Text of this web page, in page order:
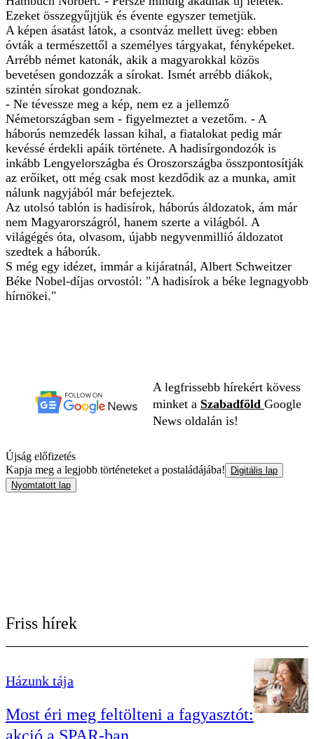
Ezeket összegyűjtjük és évente egyszer temetjük.
A képen ásatást látok, a csontváz mellett üveg: ebben
óvták a természettől a személyes tárgyakat, fényképeket.
Arrébb német katonák, akik a magyarokkal közös
bevetésen gondozzák a sírokat. Ismét arrébb diákok,
szintén sírokat gondoznak.
- Ne tévessze meg a kép, nem ez a jellemző
Németországban sem - figyelmeztet a vezetőm. - A
háborús nemzedék lassan kihal, a fiatalokat pedig már
kevéssé érdekli apáik története. A hadisírgondozók is
inkább Lengyelországba és Oroszországba összpontosítják
az erőiket, ott még csak most kezdődik az a munka, amit
nálunk nagyjából már befejeztek.
Az utolsó tablón is hadisírok, háborús áldozatok, ám már
nem Magyarországról, hanem szerte a világból. A
világégés óta, olvasom, újabb negyvenmillió áldozatot
szedtek a háborúk.
S még egy idézet, immár a kijáratnál, Albert Schweitzer
Béke Nobel-díjas orvostól: "A hadisírok a béke legnagyobb
hírnökei."
A legfrissebb hírekért kövess
minket a Szabadföld Google
News oldalán is!
Újság előfizetés
Kapja meg a legjobb történeteket a postaládájába!
Digitális lap
Nyomtatott lap
Friss hírek
Házunk tája
Most éri meg feltölteni a fagyasztót:
akció a SPAR-ban